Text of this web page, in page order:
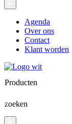
Agenda
Over ons
Contact
Klant worden
Producten
zoeken